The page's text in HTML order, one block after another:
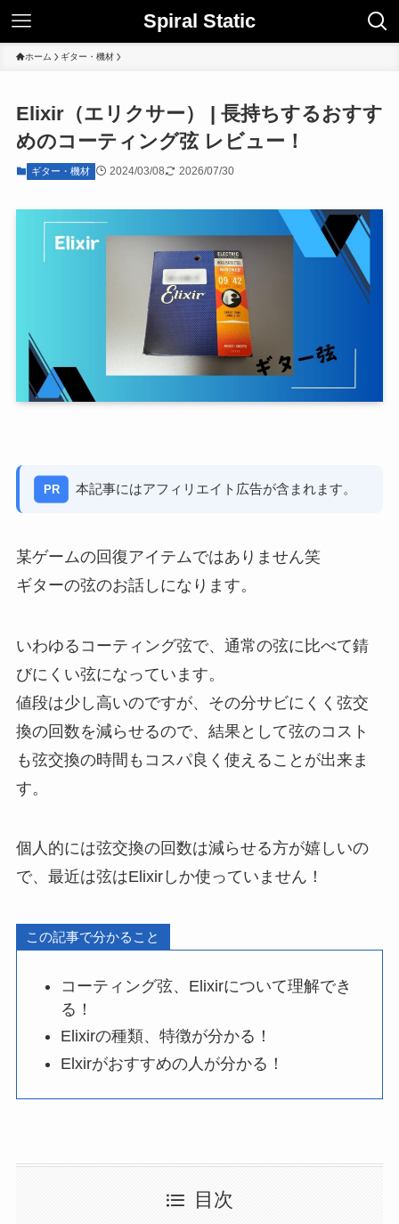
Spiral Static
ホーム ギター・機材
Elixir（エリクサー） | 長持ちするおすす
めのコーティング弦 レビュー！
ギター・機材 2024/03/08 2026/07/30
PR 本記事にはアフィリエイト広告が含まれます。
某ゲームの回復アイテムではありません笑
ギターの弦のお話しになります。
いわゆるコーティング弦で、通常の弦に比べて錆
びにくい弦になっています。
値段は少し高いのですが、その分サビにくく弦交
換の回数を減らせるので、結果として弦のコスト
も弦交換の時間もコスパ良く使えることが出来ま
す。
個人的には弦交換の回数は減らせる方が嬉しいの
で、最近は弦はElixirしか使っていません！
この記事で分かること
コーティング弦、Elixirについて理解でき
る！
Elixirの種類、特徴が分かる！
Elxirがおすすめの人が分かる！
目次